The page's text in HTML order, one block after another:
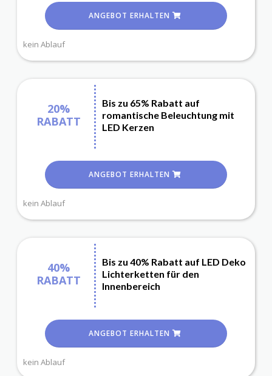
ANGEBOT ERHALTEN
kein Ablauf
20%
RABATT
Bis zu 65% Rabatt auf
romantische Beleuchtung mit
LED Kerzen
ANGEBOT ERHALTEN
kein Ablauf
40%
RABATT
Bis zu 40% Rabatt auf LED Deko
Lichterketten für den
Innenbereich
ANGEBOT ERHALTEN
kein Ablauf